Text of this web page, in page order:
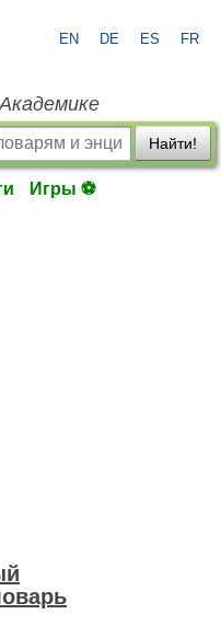
EN DE ES FR
Найти!
Игры ⚽